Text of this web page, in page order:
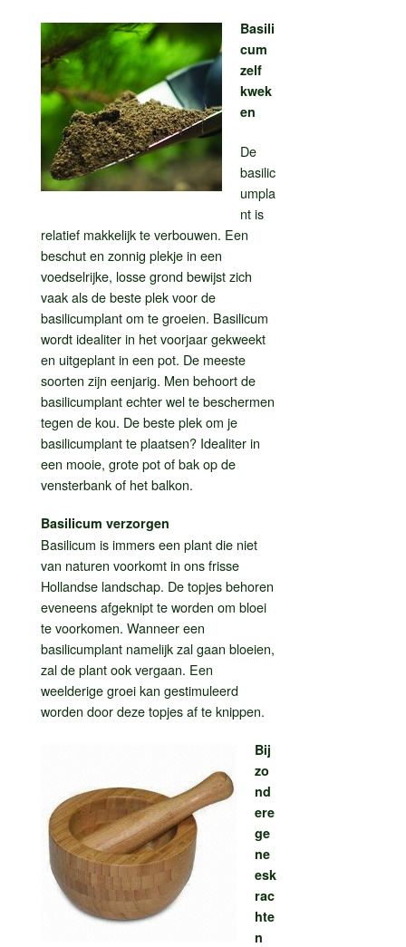
Basili
cum
zelf
kwek
en
De
basilic
umpla
nt is
relatief makkelijk te verbouwen. Een
beschut en zonnig plekje in een
voedselrijke, losse grond bewijst zich
vaak als de beste plek voor de
basilicumplant om te groeien. Basilicum
wordt idealiter in het voorjaar gekweekt
en uitgeplant in een pot. De meeste
soorten zijn eenjarig. Men behoort de
basilicumplant echter wel te beschermen
tegen de kou. De beste plek om je
basilicumplant te plaatsen? Idealiter in
een mooie, grote pot of bak op de
vensterbank of het balkon.
Basilicum verzorgen
Basilicum is immers een plant die niet
van naturen voorkomt in ons frisse
Hollandse landschap. De topjes behoren
eveneens afgeknipt te worden om bloei
te voorkomen. Wanneer een
basilicumplant namelijk zal gaan bloeien,
zal de plant ook vergaan. Een
weelderige groei kan gestimuleerd
worden door deze topjes af te knippen.
Bij
zo
nd
ere
ge
ne
esk
rac
hte
n